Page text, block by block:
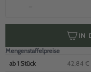
−
IN
Mengenstaffelpreise
ab1 Stück 42,84 €